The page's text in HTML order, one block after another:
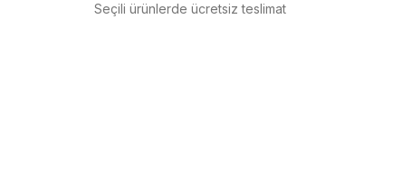
Seçili ürünlerde ücretsiz teslimat